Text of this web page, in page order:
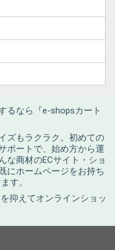
るなら『e-shopsカート
ズもラクラク。初めての
ポートで、始め方から運
な商材のECサイト・ショ
にホームページをお持ち
す。
抑えてオンラインショッ